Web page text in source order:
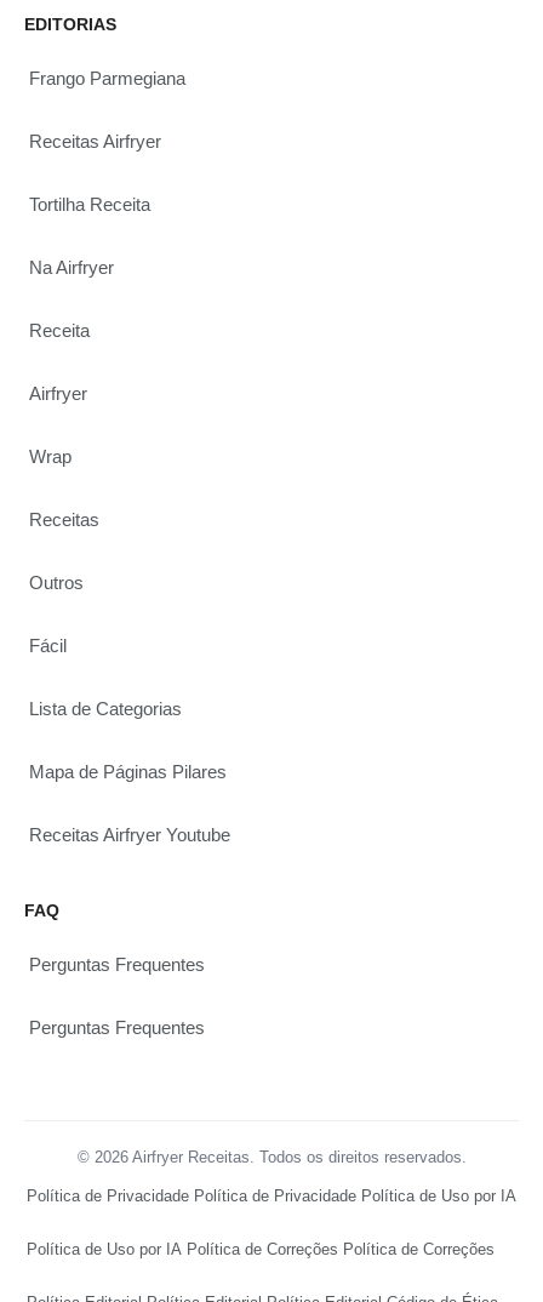
EDITORIAS
Frango Parmegiana
Receitas Airfryer
Tortilha Receita
Na Airfryer
Receita
Airfryer
Wrap
Receitas
Outros
Fácil
Lista de Categorias
Mapa de Páginas Pilares
Receitas Airfryer Youtube
FAQ
Perguntas Frequentes
Perguntas Frequentes
© 2026 Airfryer Receitas. Todos os direitos reservados.
Política de Privacidade Política de Privacidade Política de Uso por IA
Política de Uso por IA Política de Correções Política de Correções